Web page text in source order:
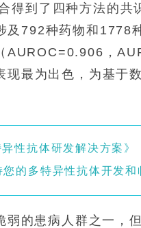
得到了四种方法的共
及792种药物和1778
AUROC=0.906，
最为出色，为基于
性抗体研发解决方案
的多特异性抗体开发和
弱的患病人群之一，